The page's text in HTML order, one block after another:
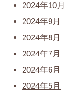
2024年10月
2024年9月
2024年8月
2024年7月
2024年6月
2024年5月